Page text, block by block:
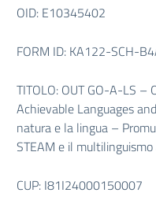
OID: E10345402
FORM ID: KA122-SCH-
TITOLO: OUT GO-A-LS –
Achievable Languages
natura e la lingua –
STEAM e il
CUP: I81I24000150007